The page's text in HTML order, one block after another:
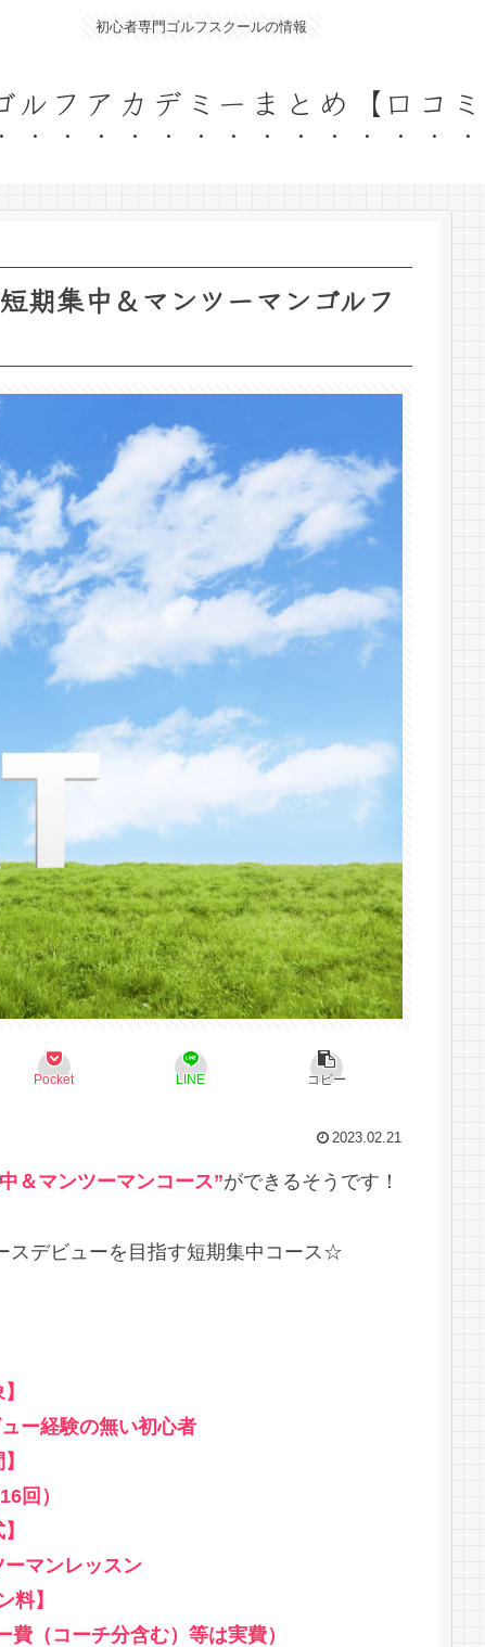
初心者専門ゴルフスクールの情報
ルフアカデミーまとめ【口コミ
期集中＆マンツーマンゴルフ
Pocket LINE コピー
2023.02.21
＆マンツーマンコース”ができるそうです！
スデビューを目指す短期集中コース☆
ー経験の無い初心者
回）
マンレッスン
料】
（コーチ分含む）等は実費）